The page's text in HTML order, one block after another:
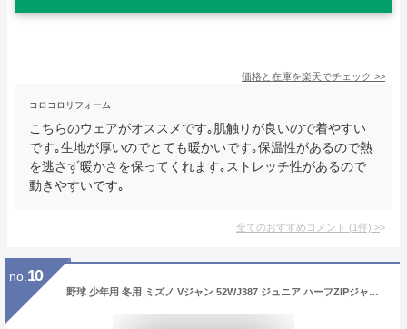
価格と在庫を楽天でチェック >>
コロコロリフォーム
こちらのウェアがオススメです｡肌触りが良いので着やすい
です｡生地が厚いのでとても暖かいです｡保温性があるので熱
を逃さず暖かさを保ってくれます｡ストレッチ性があるので
動きやすいです｡
全てのおすすめコメント (1件) >
no. 10
野球 少年用 冬用 ミズノ Vジャン 52WJ387 ジュニア ハーフZIPジャケット 長袖 冬物 防寒